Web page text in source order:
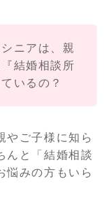
ニアは、親
結婚相談所
いるの？
やご子様に知ら
んと「結婚相談
悩みの方もいら